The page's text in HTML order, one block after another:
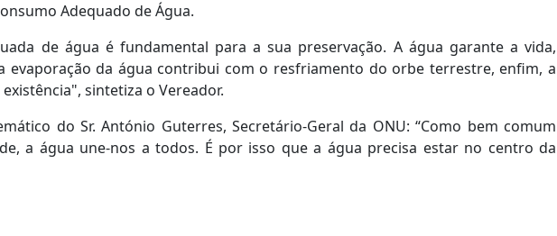
Adequado de Água.
de água é fundamental para a sua preservação. A água garante a vida,
evaporação da água contribui com o resfriamento do orbe terrestre, enfim, a
sintetiza o Vereador.
do Sr. António Guterres, Secretário-Geral da ONU: “Como bem comum
a água une-nos a todos. É por isso que a água precisa estar no centro da